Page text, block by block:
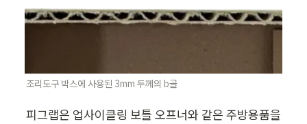
조리도구 박스에 사용된 3mm 두께의 b골
피그랩은 업사이클링 보틀 오프너와 같은 주방용품을